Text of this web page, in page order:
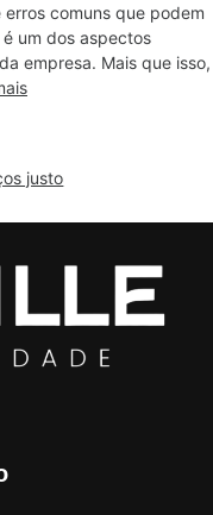
comuns que podem
um dos aspectos
empresa. Mais que isso,
justo